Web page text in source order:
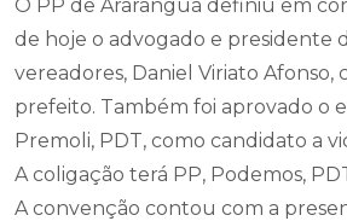
O PP de Araranguá definiu em
de hoje o advogado e presidente
vereadores, Daniel Viriato Afonso,
prefeito. Também foi aprovado o
Premoli, PDT, como candidato a
A coligação terá PP, Podemos,
A convenção contou com a